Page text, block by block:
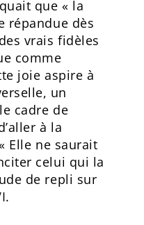
que « la
répandue dès
vrais fidèles
comme
joie aspire à
un
cadre de
à la
Elle ne saurait
celui qui la
de repli sur